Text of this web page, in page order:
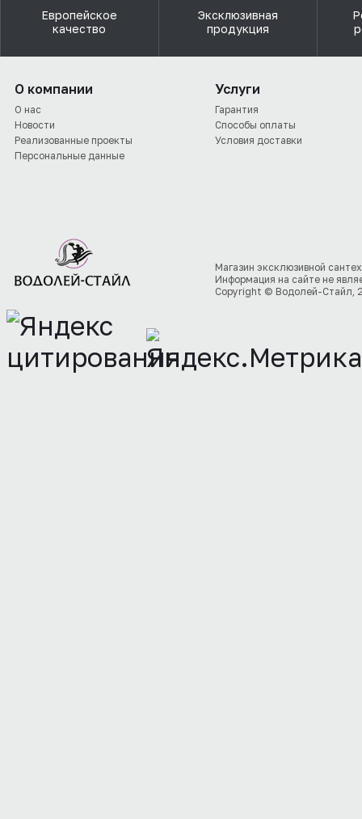
Европейское
качество
Эксклюзивная
продукция
О компании
О нас
Новости
Реализованные проекты
Персональные данные
Услуги
Гарантия
Способы оплаты
Условия доставки
Магазин эксклюзивной
Информация на сайте не
Copyright © Водолей-Стайл,